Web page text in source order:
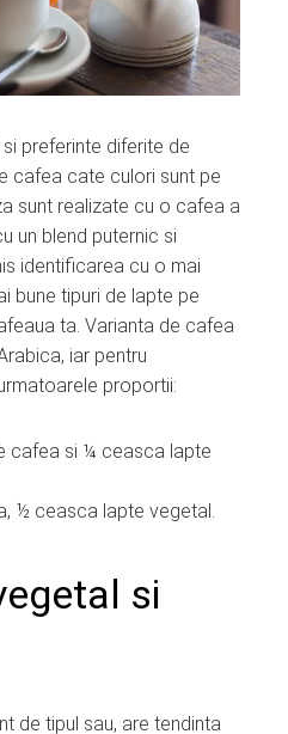
preferinte diferite de
cafea cate culori sunt pe
sunt realizate cu o cafea a
un blend puternic si
identificarea cu o mai
bune tipuri de lapte pe
ta. Varianta de cafea
iar pentru
proportii:
cafea si ¼ ceasca lapte
½ ceasca lapte vegetal.
si
de tipul sau, are tendinta